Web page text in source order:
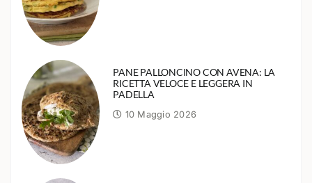
PANE PALLONCINO CON AVENA: LA
RICETTA VELOCE E LEGGERA IN
PADELLA
10 Maggio 2026